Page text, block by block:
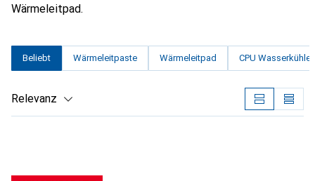
Wärmeleitpad.
Beliebt Wärmeleitpaste Wärmeleitpad CPU Wasserkühler
Relevanz